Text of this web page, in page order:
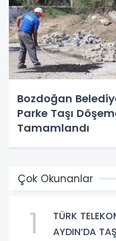
Bozdoğan
Parke Taşı
Tamamlandı
Çok Okunanlar
1
TÜRK
AYDIN’DA